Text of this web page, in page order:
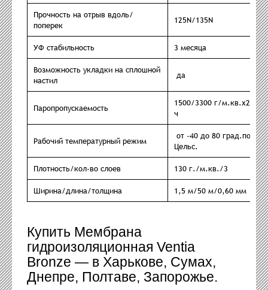
Прочность на отрыв вдоль/
поперек
125N/135N
УФ стабильность 3 месяца
Возможность укладки на сплошной
настил
да
Паропропускаемость
1500/3300 г/м.кв.х24
ч
Рабочий температурный режим
от -40 до 80 град.по
Цельс.
Плотность/кол-во слоев 130 г./м.кв./3
Ширина/длина/толщина 1,5 м/50 м/0,60 мм
Купить Мембрана
гидроизоляционная Ventia
Bronze — в Харькове, Сумах,
Днепре, Полтаве, Запорожье.